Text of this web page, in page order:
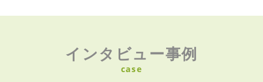
インタビュー事例
case